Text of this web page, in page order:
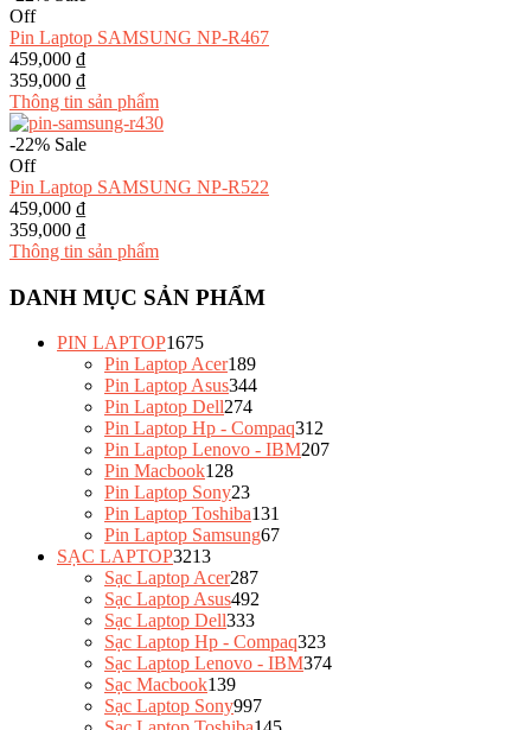
Off
Pin Laptop SAMSUNG NP-R467
459,000 ₫
359,000 ₫
Thông tin sản phẩm
-22% Sale
Off
Pin Laptop SAMSUNG NP-R522
459,000 ₫
359,000 ₫
Thông tin sản phẩm
DANH MỤC SẢN PHẨM
PIN LAPTOP1675
Pin Laptop Acer189
Pin Laptop Asus344
Pin Laptop Dell274
Pin Laptop Hp - Compaq312
Pin Laptop Lenovo - IBM207
Pin Macbook128
Pin Laptop Sony23
Pin Laptop Toshiba131
Pin Laptop Samsung67
SẠC LAPTOP3213
Sạc Laptop Acer287
Sạc Laptop Asus492
Sạc Laptop Dell333
Sạc Laptop Hp - Compaq323
Sạc Laptop Lenovo - IBM374
Sạc Macbook139
Sạc Laptop Sony997